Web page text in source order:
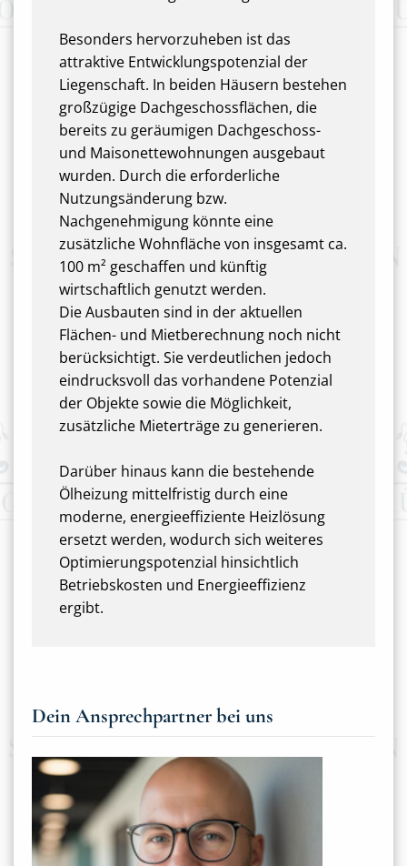
Besonders hervorzuheben ist das
attraktive Entwicklungspotenzial der
Liegenschaft. In beiden Häusern bestehen
großzügige Dachgeschossflächen, die
bereits zu geräumigen Dachgeschoss-
und Maisonettewohnungen ausgebaut
wurden. Durch die erforderliche
Nutzungsänderung bzw.
Nachgenehmigung könnte eine
zusätzliche Wohnfläche von insgesamt ca.
100 m² geschaffen und künftig
wirtschaftlich genutzt werden.
Die Ausbauten sind in der aktuellen
Flächen- und Mietberechnung noch nicht
berücksichtigt. Sie verdeutlichen jedoch
eindrucksvoll das vorhandene Potenzial
der Objekte sowie die Möglichkeit,
zusätzliche Mieterträge zu generieren.
Darüber hinaus kann die bestehende
Ölheizung mittelfristig durch eine
moderne, energieeffiziente Heizlösung
ersetzt werden, wodurch sich weiteres
Optimierungspotenzial hinsichtlich
Betriebskosten und Energieeffizienz
ergibt.
Dein Ansprechpartner bei uns